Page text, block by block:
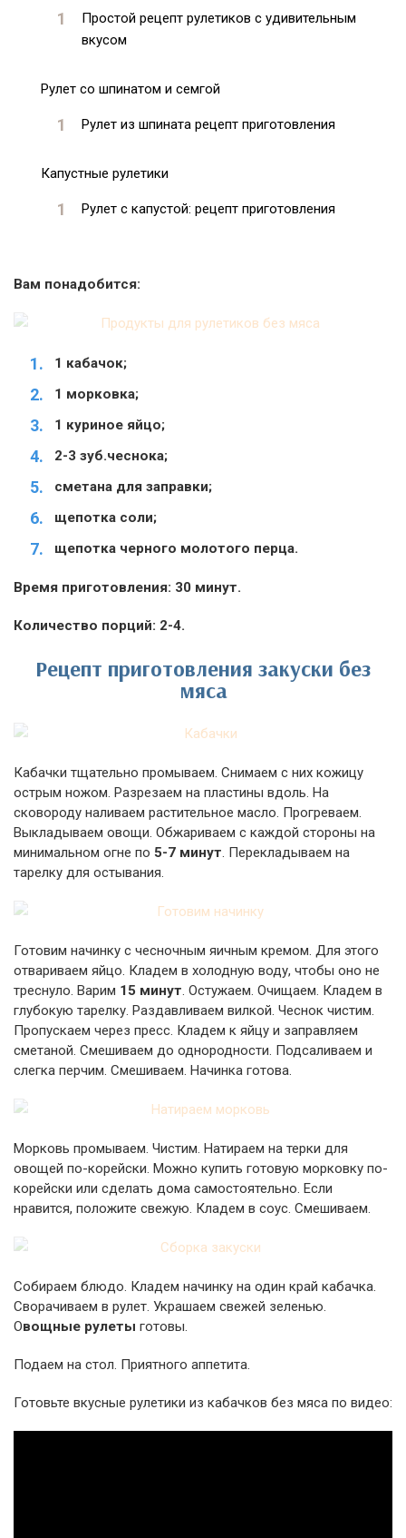
Простой рецепт рулетиков с удивительным
вкусом
Рулет со шпинатом и семгой
Рулет из шпината рецепт приготовления
Капустные рулетики
Рулет с капустой: рецепт приготовления
Вам понадобится:
1 кабачок;
1 морковка;
1 куриное яйцо;
2-3 зуб.чеснока;
сметана для заправки;
щепотка соли;
щепотка черного молотого перца.
Время приготовления: 30 минут.
Количество порций: 2-4.
Рецепт приготовления закуски без
мяса
Кабачки тщательно промываем. Снимаем с них кожицу
острым ножом. Разрезаем на пластины вдоль. На
сковороду наливаем растительное масло. Прогреваем.
Выкладываем овощи. Обжариваем с каждой стороны на
минимальном огне по 5-7 минут. Перекладываем на
тарелку для остывания.
Готовим начинку с чесночным яичным кремом. Для этого
отвариваем яйцо. Кладем в холодную воду, чтобы оно не
треснуло. Варим 15 минут. Остужаем. Очищаем. Кладем в
глубокую тарелку. Раздавливаем вилкой. Чеснок чистим.
Пропускаем через пресс. Кладем к яйцу и заправляем
сметаной. Смешиваем до однородности. Подсаливаем и
слегка перчим. Смешиваем. Начинка готова.
Морковь промываем. Чистим. Натираем на терки для
овощей по-корейски. Можно купить готовую морковку по-
корейски или сделать дома самостоятельно. Если
нравится, положите свежую. Кладем в соус. Смешиваем.
Собираем блюдо. Кладем начинку на один край кабачка.
Сворачиваем в рулет. Украшаем свежей зеленью.
Овощные рулеты готовы.
Подаем на стол. Приятного аппетита.
Готовьте вкусные рулетики из кабачков без мяса по видео: